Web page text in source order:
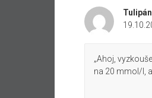
„Ahoj,
na 20 mmol/l,